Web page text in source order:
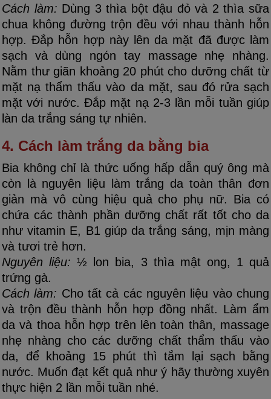
Cách làm: Dùng 3 thìa bột đậu đỏ và 2 thìa sữa
chua không đường trộn đều với nhau thành hỗn
hợp. Đắp hỗn hợp này lên da mặt đã được làm
sạch và dùng ngón tay massage nhẹ nhàng.
Nằm thư giãn khoảng 20 phút cho dưỡng chất từ
mặt nạ thẩm thấu vào da mặt, sau đó rửa sạch
mặt với nước. Đắp mặt nạ 2-3 lần mỗi tuần giúp
làn da trắng sáng tự nhiên.
4. Cách làm trắng da bằng bia
Bia không chỉ là thức uống hấp dẫn quý ông mà
còn là nguyên liệu làm trắng da toàn thân đơn
giản mà vô cùng hiệu quả cho phụ nữ. Bia có
chứa các thành phần dưỡng chất rất tốt cho da
như vitamin E, B1 giúp da trắng sáng, mịn màng
và tươi trẻ hơn.
Nguyên liệu: ½ lon bia, 3 thìa mật ong, 1 quả
trứng gà.
Cách làm: Cho tất cả các nguyên liệu vào chung
và trộn đều thành hỗn hợp đồng nhất. Làm ẩm
da và thoa hỗn hợp trên lên toàn thân, massage
nhẹ nhàng cho các dưỡng chất thẩm thấu vào
da, để khoảng 15 phút thì tắm lại sạch bằng
nước. Muốn đạt kết quả như ý hãy thường xuyên
thực hiện 2 lần mỗi tuần nhé.